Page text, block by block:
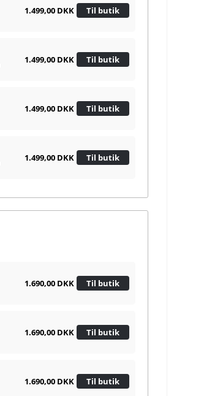
1.499,00 DKK Til butik
1.499,00 DKK Til butik
1.499,00 DKK Til butik
1.499,00 DKK Til butik
1.690,00 DKK Til butik
1.690,00 DKK Til butik
1.690,00 DKK Til butik